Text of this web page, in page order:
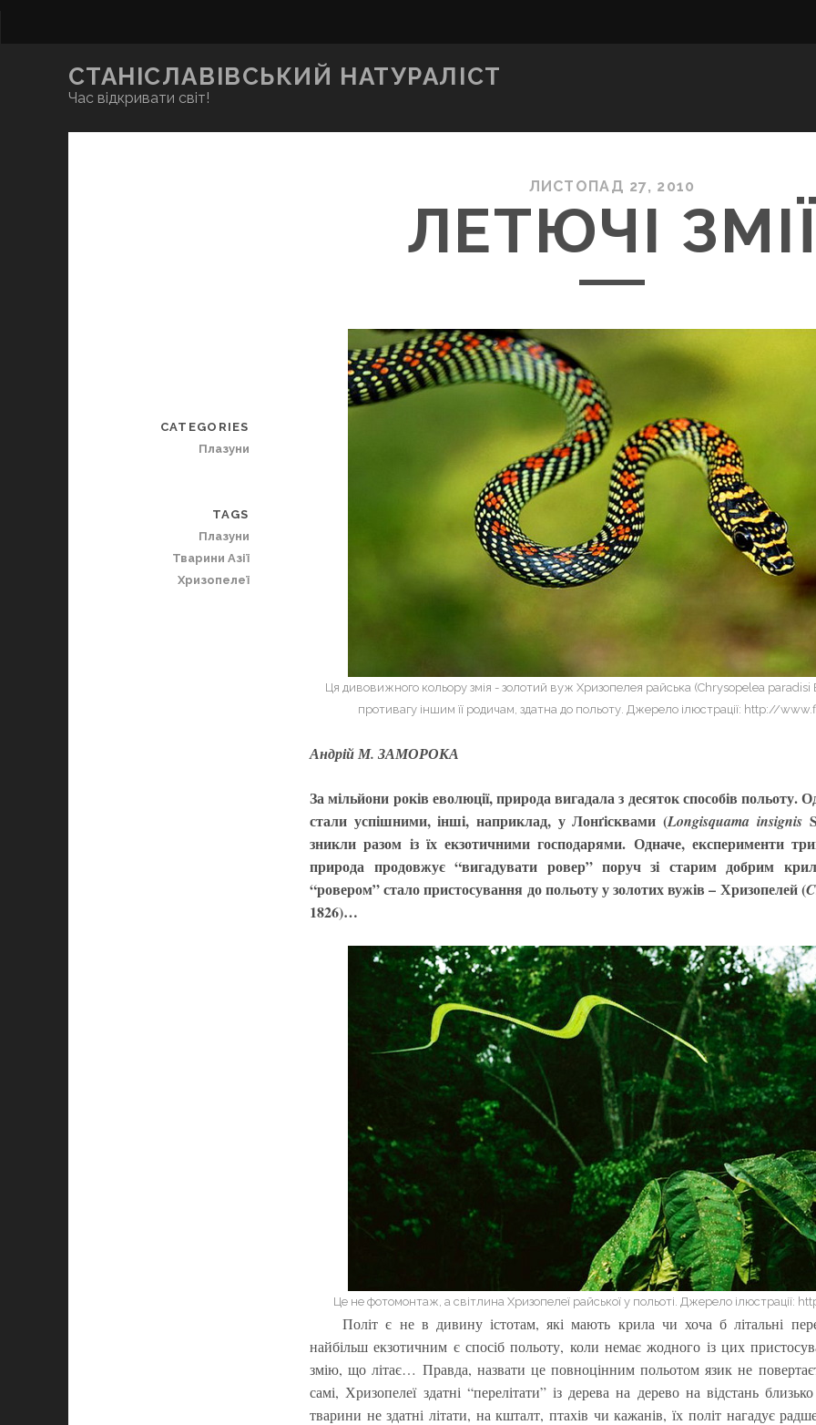
СТАНІСЛАВІВСЬКИЙ НАТУРАЛІСТ
Час відкривати світ!
ЛИСТОПАД 27, 2010
ЛЕТЮЧІ
Ця дивовижного кольору змія - золотий вуж Хризопелея райська (Chrysopelea paradisi
противагу іншим її родичам, здатна до польоту. Джерело ілюстрації: http://
Андрій М. ЗАМОРОКА
За мільйони років еволюції, природа вигадала з десяток способів польоту.
стали успішними, інші, наприклад, у Лонґісквами (Longisquama insignis
зникли разом із їх екзотичними господарями. Одначе, експерименти
природа продовжує “вигадувати ровер” поруч зі старим добрим
“ровером” стало пристосування до польоту у золотих вужів – Хризопелей (
1826)…
Це не фотомонтаж, а світлина Хризопелеї райської у польоті. Джерело ілюстрації:
Політ є не в дивину істотам, які мають крила чи хоча б літальні
найбільш екзотичним є спосіб польоту, коли немає жодного із цих
змію, що літає… Правда, назвати це повноцінним польотом язик не
самі, Хризопелеї здатні “перелітати” із дерева на дерево на відстань
тварини не здатні літати, на кшталт, птахів чи кажанів, їх політ нагадує
CATEGORIES
Плазуни
TAGS
Плазуни
Тварини Азії
Хризопелеї